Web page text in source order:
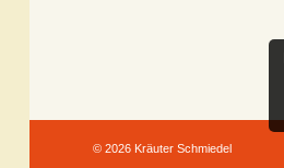
© 2026 Kräuter Schmiedel